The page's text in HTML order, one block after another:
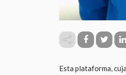
Esta plataforma,